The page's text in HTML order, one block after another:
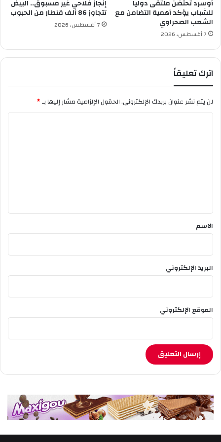
م
ت
و
ط
و
ر
2
0
أوسرد تحتضن ملتقى دوليا
للشباب يؤكد أهمية التضامن مع
الشعب الصحراوي
7 أغسطس، 2026
إنجاز فلاحي غير مسبوق.. البيض
تتجاوز 86 ألف قنطار من الحبوب
7 أغسطس، 2026
اترك تعليقاً
لن يتم نشر عنوان بريدك الإلكتروني.الحقول الإلزامية مشار إليها بـ*
*
الاسم
البريد الإلكتروني
الموقع الإلكتروني